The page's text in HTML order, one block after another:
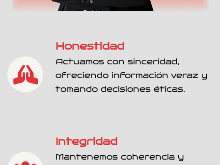
Honestidad
Actuamos con sinceridad,
ofreciendo información veraz y
tomando decisiones éticas.
Integridad
Mantenemos coherencia y